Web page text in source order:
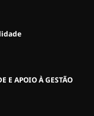
E APOIO À GESTÃO